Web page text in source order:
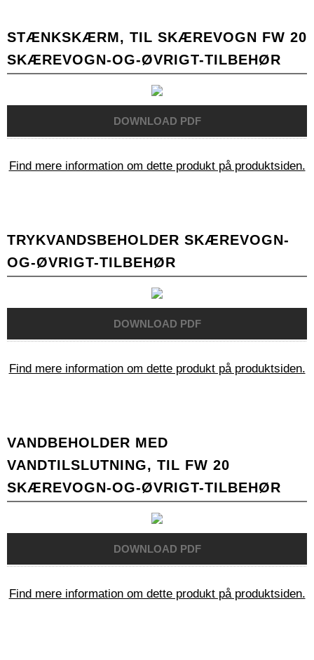
STÆNKSKÆRM, TIL SKÆREVOGN FW 20
SKÆREVOGN-OG-ØVRIGT-TILBEHØR
Find mere information om dette produkt på produktsiden.
TRYKVANDSBEHOLDER SKÆREVOGN-
OG-ØVRIGT-TILBEHØR
Find mere information om dette produkt på produktsiden.
VANDBEHOLDER MED
VANDTILSLUTNING, TIL FW 20
SKÆREVOGN-OG-ØVRIGT-TILBEHØR
Find mere information om dette produkt på produktsiden.